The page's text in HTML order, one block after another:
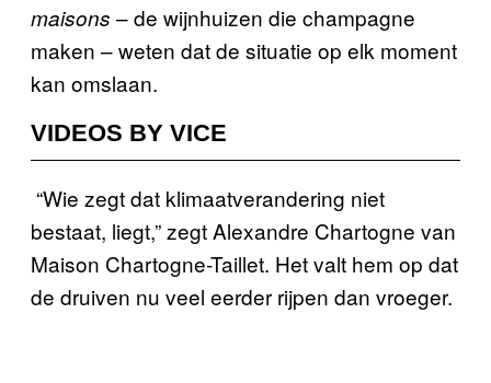
maisons – de wijnhuizen die champagne
maken – weten dat de situatie op elk moment
kan omslaan.
VIDEOS BY VICE
“Wie zegt dat klimaatverandering niet
bestaat, liegt,” zegt Alexandre Chartogne van
Maison Chartogne-Taillet. Het valt hem op dat
de druiven nu veel eerder rijpen dan vroeger.